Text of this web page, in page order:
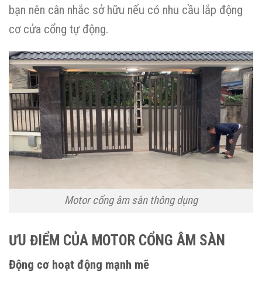
bạn nên cân nhắc sở hữu nếu có nhu cầu lắp động
cơ cửa cổng tự động.
Motor cổng âm sàn thông dụng
ƯU ĐIỂM CỦA MOTOR CỔNG ÂM SÀN
Động cơ hoạt động mạnh mẽ